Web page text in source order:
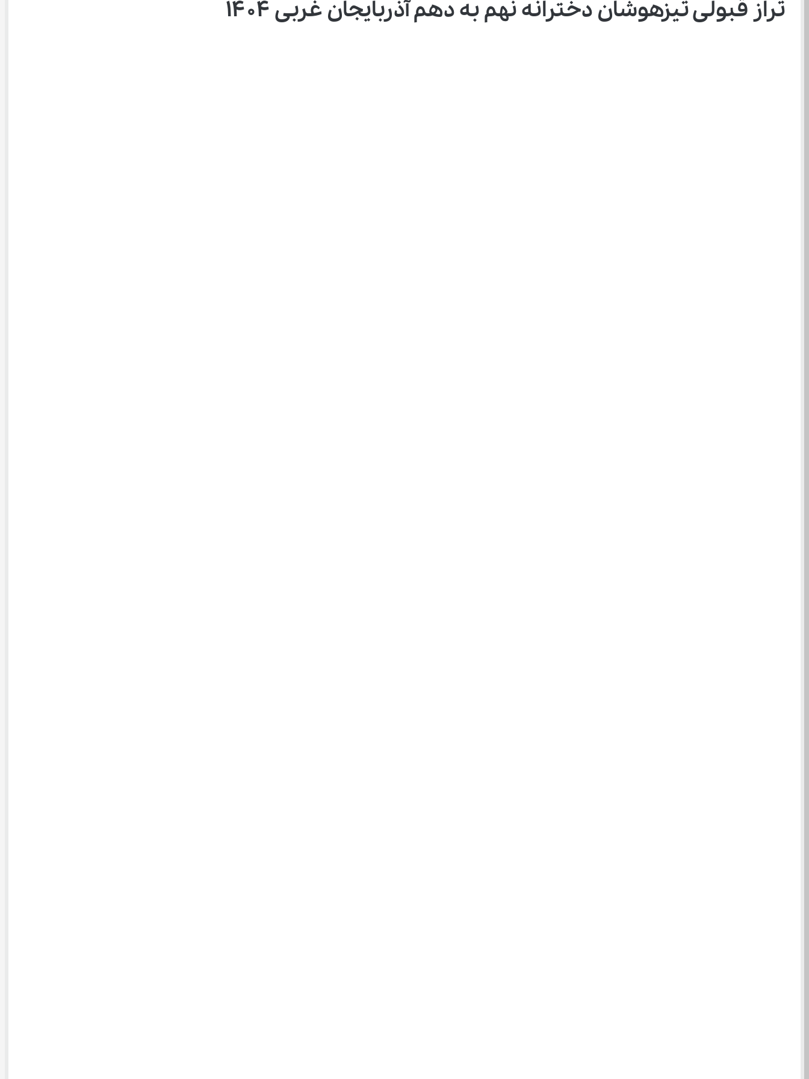
تراز قبولی تیزهوشان دخترانه نهم به دهم آذربایجان غربی ۱۴۰۴